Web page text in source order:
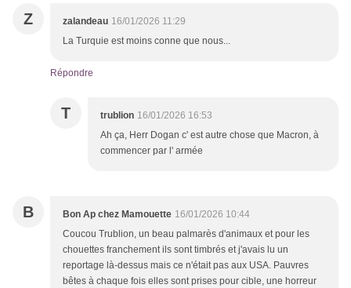
Z zalandeau 16/01/2026 11:29
La Turquie est moins conne que nous...
Répondre
T trublion 16/01/2026 16:53
Ah ça, Herr Dogan c' est autre chose que Macron, à
commencer par l' armée
B Bon Ap chez Mamouette 16/01/2026 10:44
Coucou Trublion, un beau palmarès d'animaux et pour les
chouettes franchement ils sont timbrés et j'avais lu un
reportage là-dessus mais ce n'était pas aux USA. Pauvres
bêtes à chaque fois elles sont prises pour cible, une horreur